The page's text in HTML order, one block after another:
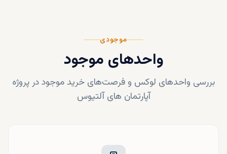
موجودی
واحدهای موجود
بررسی واحدهای لوکس و فرصت‌های خرید موجود در پروژه
آپارتمان های آلتیوس